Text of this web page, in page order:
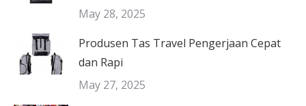
May 28, 2025
Produsen Tas Travel Pengerjaan Cepat
dan Rapi
May 27, 2025